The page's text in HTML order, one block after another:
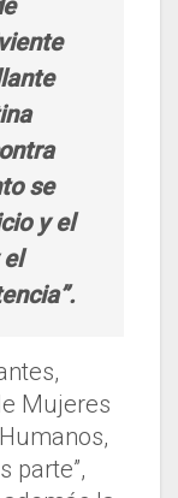
se
y el
Mujeres
parte”,